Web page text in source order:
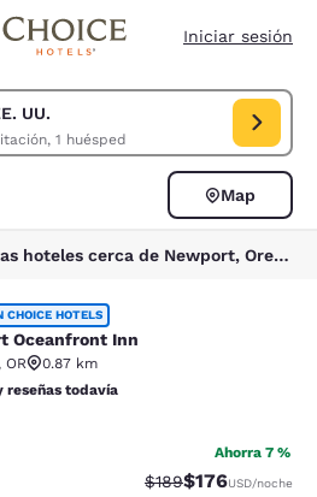
Iniciar sesión
UU.
1 habitación, 1 huésped
Oregón, EE. UU.. Fecha de check-
Map
4 de Se aceptan mascotas hoteles cerca de Newport, Oregón, EE. UU. coinciden con tus filtros
Inn
CHOICE HOTELS
Oceanfront Inn
OR
0.87 km
todavía
reseñas todavía
Ahorra 7 %
Precio tachado:
$189Precio con
$176USD/noche